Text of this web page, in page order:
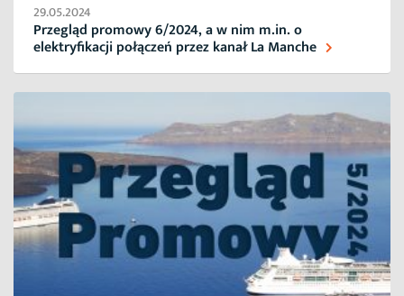
29.05.2024
Przegląd promowy 6/2024, a w nim m.in. o
elektryfikacji połączeń przez kanał La Manche